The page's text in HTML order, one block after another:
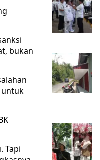
bukan
untuk
Tapi